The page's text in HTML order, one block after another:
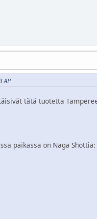
AP
tätä tuotetta
paikassa on Naga Shottia: